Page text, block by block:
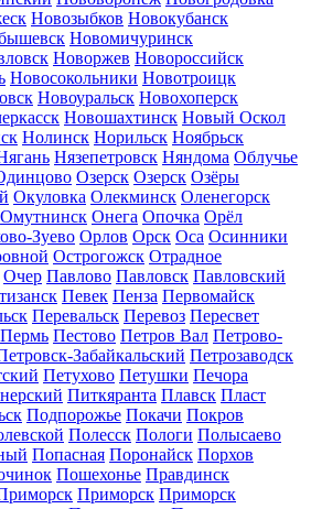
Новозыбков Новокубанск
Новомичуринск
Новоржев Новороссийск
Новосокольники Новотроицк
Новоуральск Новохоперск
Новошахтинск Новый Оскол
Нолинск Норильск Ноябрьск
Нязепетровск Няндома Облучье
Озерск Озерск Озёры
Окуловка Олекминск Оленегорск
Омутнинск Онега Опочка Орёл
Зуево Орлов Орск Оса Осинники
Острогожск Отрадное
Очер Павлово Павловск Павловский
Певек Пенза Первомайск
Перевальск Перевоз Пересвет
Пермь Пестово Петров Вал Петрово-
Забайкальский Петрозаводск
Петухово Петушки Печора
Питкяранта Плавск Пласт
Подпорожье Покачи Покров
Полесск Пологи Полысаево
Попасная Поронайск Порхов
Пошехонье Правдинск
Приморск Приморск